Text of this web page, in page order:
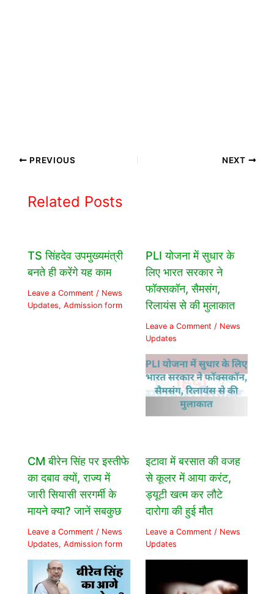
PREVIOUS NEXT
Related Posts
TS सिंहदेव उपमुख्यमंत्री
बनते ही करेंगे यह काम
Leave a Comment / News
Updates,Admission form
PLI योजना में सुधार के
लिए भारत सरकार ने
फॉक्सकॉन, सैमसंग,
रिलायंस से की मुलाकात
Leave a Comment / News
Updates
CM बीरेन सिंह पर इस्तीफे
का दबाव क्यों, राज्य में
जारी सियासी सरगर्मी के
मायने क्या? जानें सबकुछ
Leave a Comment / News
Updates,Admission form
इटावा में बरसात की वजह
से कूलर में आया करंट,
ड्यूटी खत्म कर लौटे
दारोगा की हुई मौत
Leave a Comment / News
Updates